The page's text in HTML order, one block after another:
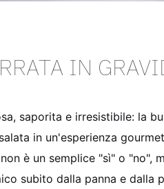
IN
saporita e irresistibile: la
in un'esperienza
è un semplice "sì" o "no",
subito dalla panna e